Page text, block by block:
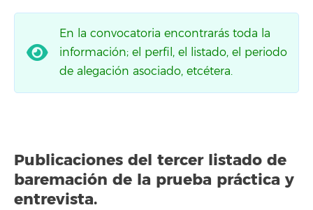
En la convocatoria encontrarás toda la
información; el perfil, el listado, el periodo
de alegación asociado, etcétera.
Publicaciones del tercer listado de
baremación de la prueba práctica y
entrevista.